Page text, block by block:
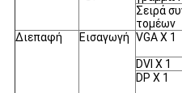
Σειρά
τομέων
Διεπαφή Εισαγωγή VGA Χ 1
DVI Χ 1
DP Χ 1